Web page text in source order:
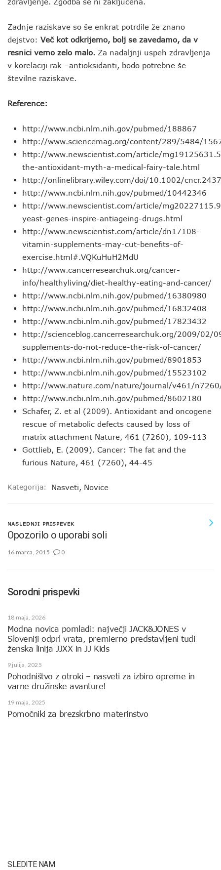
Zadnje raziskave so še enkrat potrdile že znano
dejstvo: Več kot odkrijemo, bolj se zavedamo, da v
resnici vemo zelo malo. Za nadaljnji uspeh zdravljenja
v korelaciji rak –antioksidanti, bodo potrebne še
številne raziskave.
Reference:
http://www.ncbi.nlm.nih.gov/pubmed/188867
http://www.sciencemag.org/content/289/5484/
http://www.newscientist.com/article/
the-antioxidant-myth-a-medical-fairy-tale.html
http://onlinelibrary.wiley.com/doi/10.1002/
http://www.ncbi.nlm.nih.gov/pubmed/10442346
http://www.newscientist.com/article/
yeast-genes-inspire-antiageing-drugs.html
http://www.newscientist.com/article/dn17108-
vitamin-supplements-may-cut-benefits-of-
exercise.html#.VQKuHuH2MdU
http://www.cancerresearchuk.org/cancer-
info/healthyliving/diet-healthy-eating-and-cancer/
http://www.ncbi.nlm.nih.gov/pubmed/16380980
http://www.ncbi.nlm.nih.gov/pubmed/16832408
http://www.ncbi.nlm.nih.gov/pubmed/17823432
http://scienceblog.cancerresearchuk.org/2009/02/
supplements-do-not-reduce-the-risk-of-cancer/
http://www.ncbi.nlm.nih.gov/pubmed/8901853
http://www.ncbi.nlm.nih.gov/pubmed/15523102
http://www.nature.com/nature/journal/v461/
http://www.ncbi.nlm.nih.gov/pubmed/8602180
Schafer, Z. et al (2009). Antioxidant and oncogene
rescue of metabolic defects caused by loss of
matrix attachment Nature, 461 (7260), 109-113
Gottlieb, E. (2009). Cancer: The fat and the
furious Nature, 461 (7260), 44-45
Kategorija: Nasveti, Novice
NASLEDNJI PRISPEVEK
Opozorilo o uporabi soli
16 marca, 2015 0
Sorodni prispevki
18 maja, 2026
Modna novica pomladi: največji JACK&JONES v
Sloveniji odprl vrata, premierno predstavljeni tudi
ženska linija JJXX in JJ Kids
9 julija, 2025
Pohodništvo z otroki – nasveti za izbiro opreme in
varne družinske avanture!
19 maja, 2025
Pomočniki za brezskrbno materinstvo
SLEDITE NAM